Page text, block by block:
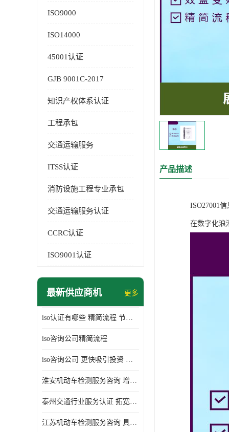
ISO9000
ISO14000
45001认证
GJB 9001C-2017
知识产权体系认证
工程承包
交通运输服务
ITSS认证
消防设施工程专业承包
交通运输服务认证
CCRC认证
ISO9001认证
最新供应商机 更多
iso认证有哪些 精简流程 节省企业运营成本
iso咨询公司精简流程
iso咨询公司 更快吸引投资 节省企业运营成本
淮安机动车检测服务咨询 增加竞争力 可获得更多业务机会
泰州交通行业服务认证 拓宽可业务范围 提高客户对企业满意度
江苏机动车检测服务咨询 具有社会效益 是企业综合实力的体现
产品描述
ISO27001
在数字化浪